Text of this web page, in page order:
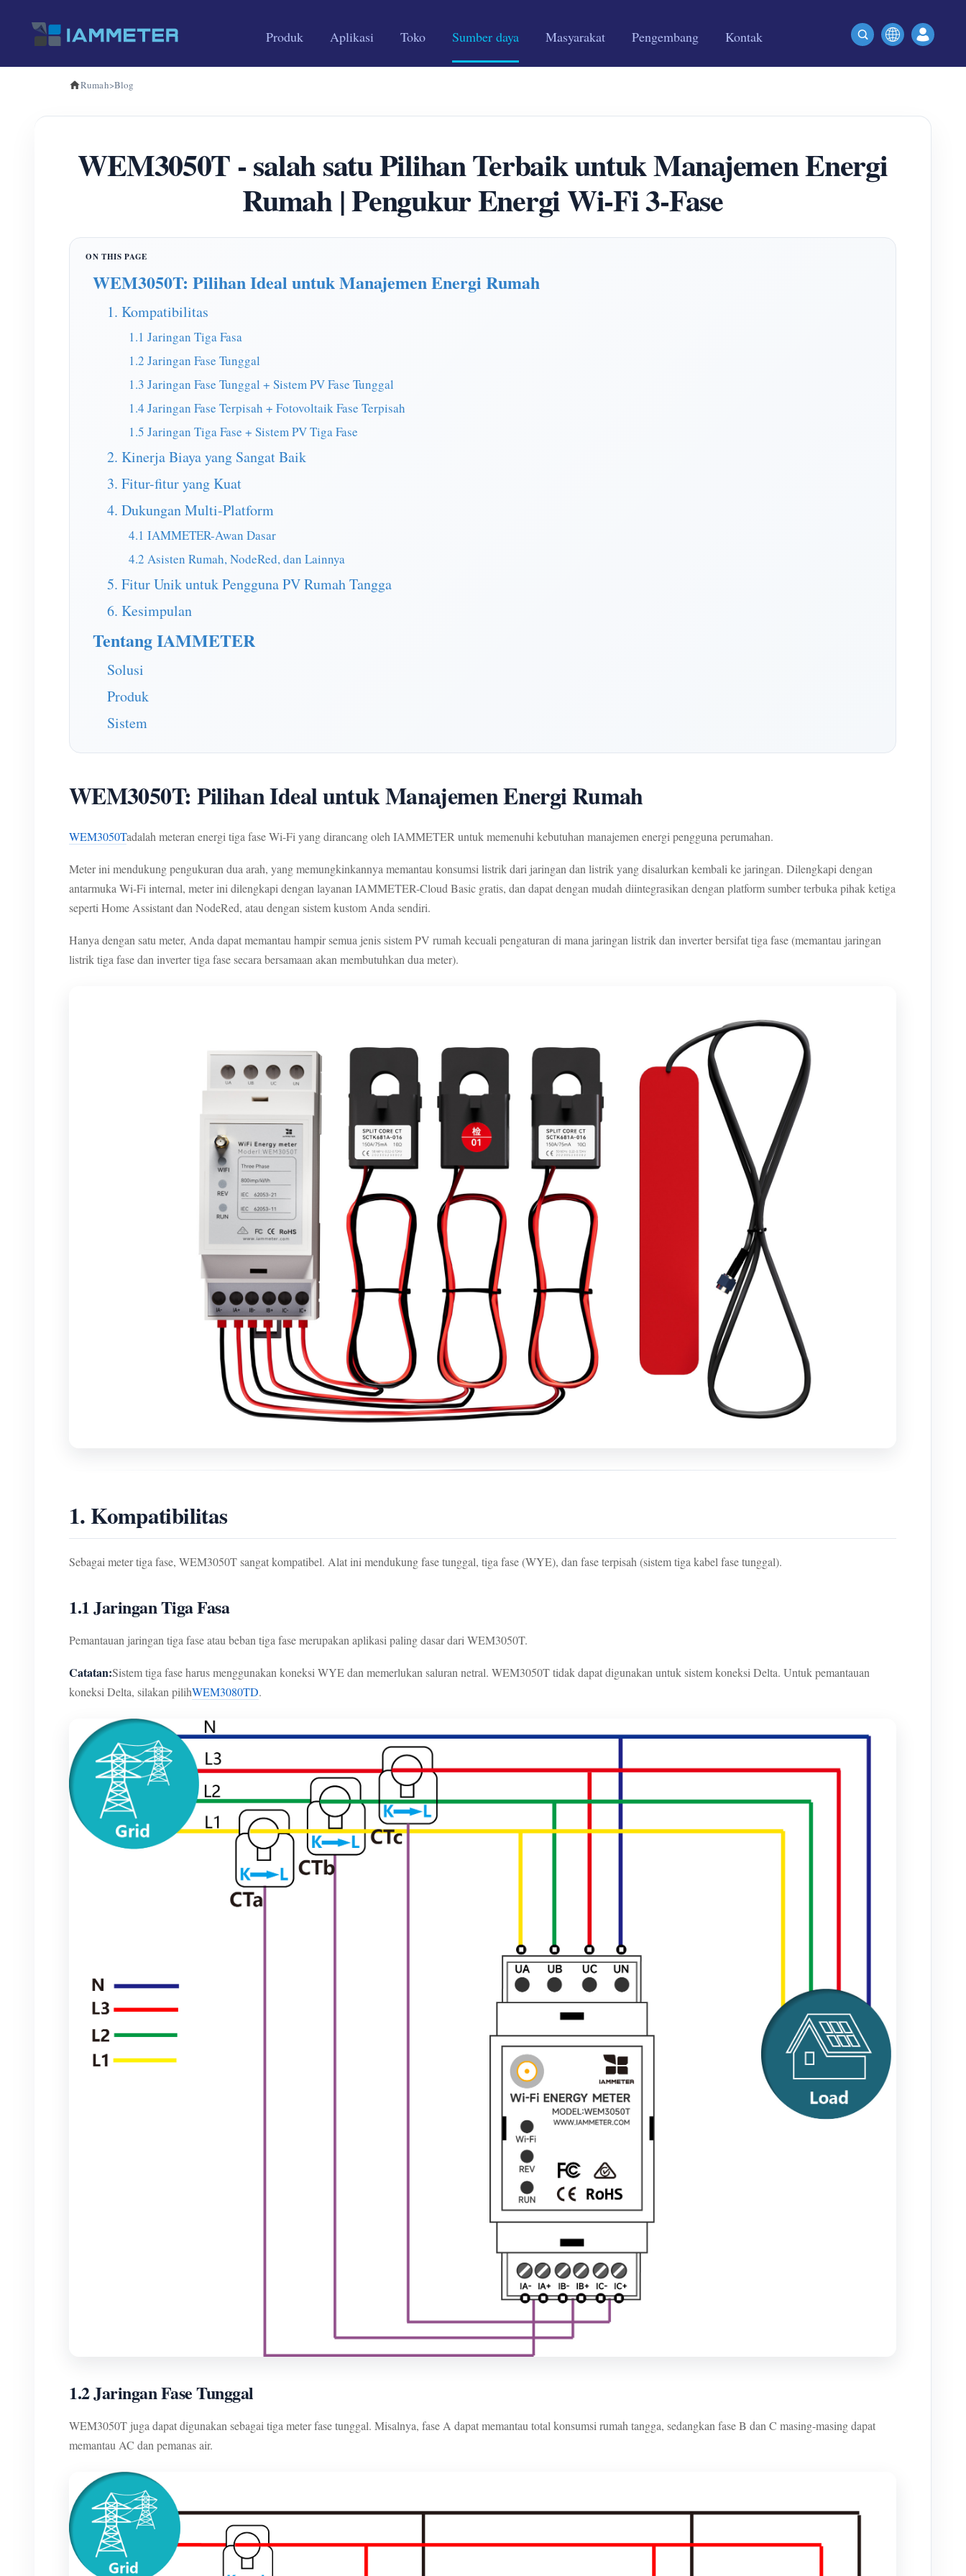
Produk Aplikasi Toko Sumber daya Masyarakat Pengembang Kontak
Rumah>Blog
WEM3050T - salah satu Pilihan Terbaik untuk Manajemen Energi
Rumah | Pengukur Energi Wi-Fi 3-Fase
WEM3050T: Pilihan Ideal untuk Manajemen Energi Rumah
1. Kompatibilitas
1.1 Jaringan Tiga Fasa
1.2 Jaringan Fase Tunggal
1.3 Jaringan Fase Tunggal + Sistem PV Fase Tunggal
1.4 Jaringan Fase Terpisah + Fotovoltaik Fase Terpisah
1.5 Jaringan Tiga Fase + Sistem PV Tiga Fase
2. Kinerja Biaya yang Sangat Baik
3. Fitur-fitur yang Kuat
4. Dukungan Multi-Platform
4.1 IAMMETER-Awan Dasar
4.2 Asisten Rumah, NodeRed, dan Lainnya
5. Fitur Unik untuk Pengguna PV Rumah Tangga
6. Kesimpulan
Tentang IAMMETER
Solusi
Produk
Sistem
WEM3050T: Pilihan Ideal untuk Manajemen Energi Rumah
WEM3050Tadalah meteran energi tiga fase Wi-Fi yang dirancang oleh IAMMETER untuk memenuhi kebutuhan manajemen energi pengguna perumahan.
Meter ini mendukung pengukuran dua arah, yang memungkinkannya memantau konsumsi listrik dari jaringan dan listrik yang disalurkan kembali ke jaringan. Dilengkapi dengan
antarmuka Wi-Fi internal, meter ini dilengkapi dengan layanan IAMMETER-Cloud Basic gratis, dan dapat dengan mudah diintegrasikan dengan platform sumber terbuka pihak ketiga
seperti Home Assistant dan NodeRed, atau dengan sistem kustom Anda sendiri.
Hanya dengan satu meter, Anda dapat memantau hampir semua jenis sistem PV rumah kecuali pengaturan di mana jaringan listrik dan inverter bersifat tiga fase (memantau jaringan
listrik tiga fase dan inverter tiga fase secara bersamaan akan membutuhkan dua meter).
1. Kompatibilitas
Sebagai meter tiga fase, WEM3050T sangat kompatibel. Alat ini mendukung fase tunggal, tiga fase (WYE), dan fase terpisah (sistem tiga kabel fase tunggal).
1.1 Jaringan Tiga Fasa
Pemantauan jaringan tiga fase atau beban tiga fase merupakan aplikasi paling dasar dari WEM3050T.
Catatan:Sistem tiga fase harus menggunakan koneksi WYE dan memerlukan saluran netral. WEM3050T tidak dapat digunakan untuk sistem koneksi Delta. Untuk pemantauan
koneksi Delta, silakan pilihWEM3080TD.
1.2 Jaringan Fase Tunggal
WEM3050T juga dapat digunakan sebagai tiga meter fase tunggal. Misalnya, fase A dapat memantau total konsumsi rumah tangga, sedangkan fase B dan C masing-masing dapat
memantau AC dan pemanas air.